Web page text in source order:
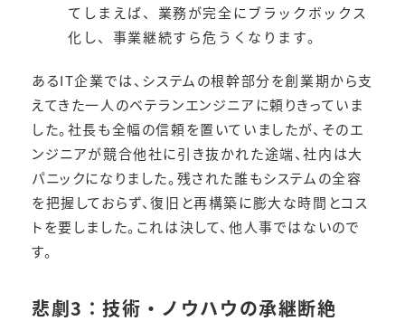
てしまえば、業務が完全にブラックボックス
化し、事業継続すら危うくなります。
あるIT企業では、システムの根幹部分を創業期から支
えてきた一人のベテランエンジニアに頼りきっていま
した。社長も全幅の信頼を置いていましたが、そのエ
ンジニアが競合他社に引き抜かれた途端、社内は大
パニックになりました。残された誰もシステムの全容
を把握しておらず、復旧と再構築に膨大な時間とコス
トを要しました。これは決して、他人事ではないので
す。
悲劇3：技術・ノウハウの承継断絶